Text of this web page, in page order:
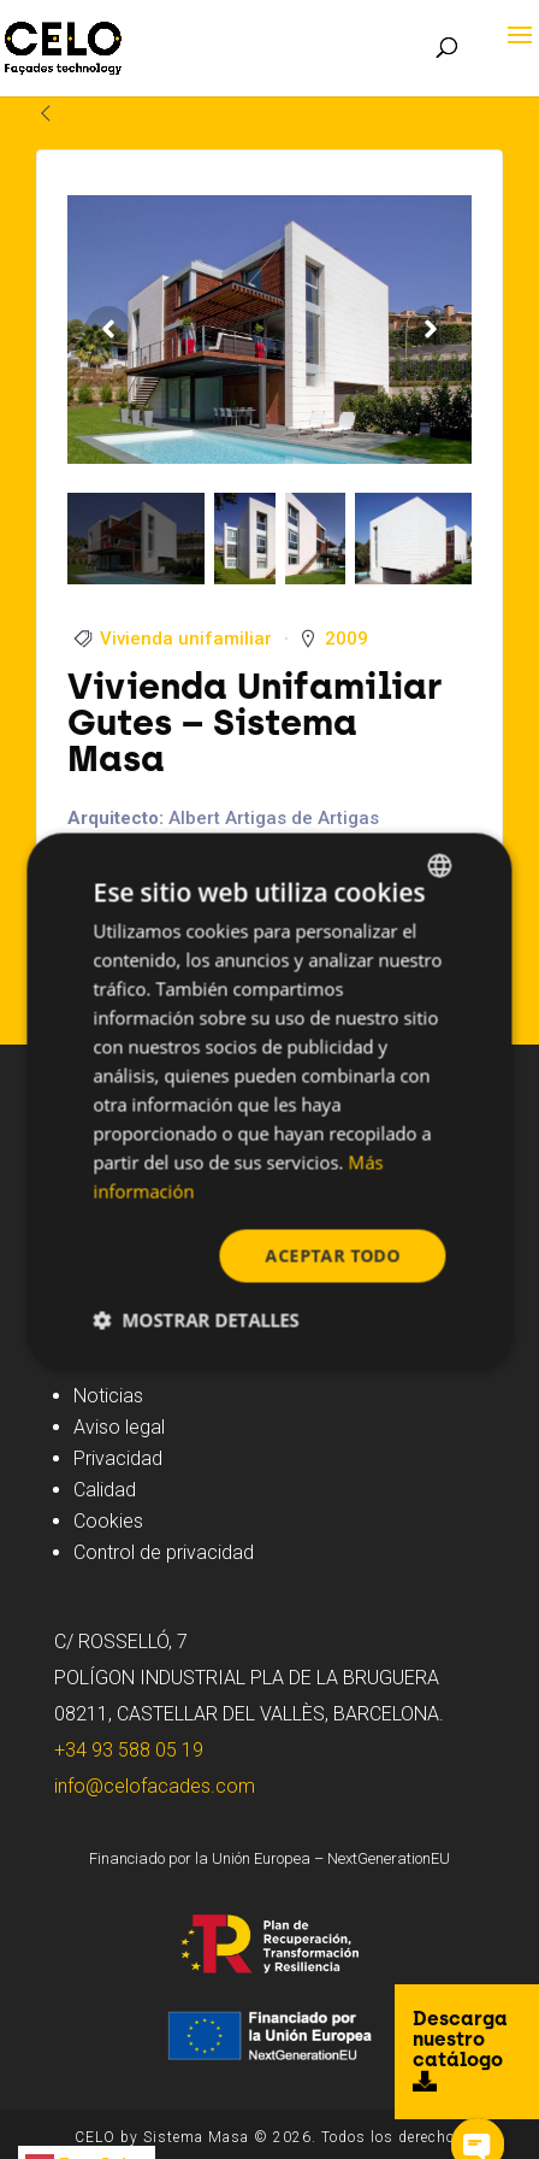
Vivienda unifamiliar 2009
Vivienda Unifamiliar
Gutes – Sistema
Masa
Arquitecto: Albert Artigas de Artigas
Año de Ejecución:2009
Superficie aproximada:500 m2
Sistema empleado: PF-ALU/PL
Noticias
Aviso legal
Privacidad
Calidad
Cookies
Control de privacidad
C/ ROSSELLÓ, 7
POLÍGON INDUSTRIAL PLA DE LA BRUGUERA
08211, CASTELLAR DEL VALLÈS, BARCELONA.
+34 93 588 05 19
info@celofacades.com
Descarga
nuestro
catálogo
Financiado por la Unión Europea – NextGenerationEU
CELO by Sistema Masa © 2026. Todos los derechos
SPANISH
ENGLISH
Ese sitio web utiliza cookies
Utilizamos cookies para personalizar el
contenido, los anuncios y analizar nuestro
tráfico. También compartimos
información sobre su uso de nuestro sitio
con nuestros socios de publicidad y
análisis, quienes pueden combinarla con
otra información que les haya
proporcionado o que hayan recopilado a
partir del uso de sus servicios. Más
información
ACEPTAR TODO
MOSTRAR DETALLES